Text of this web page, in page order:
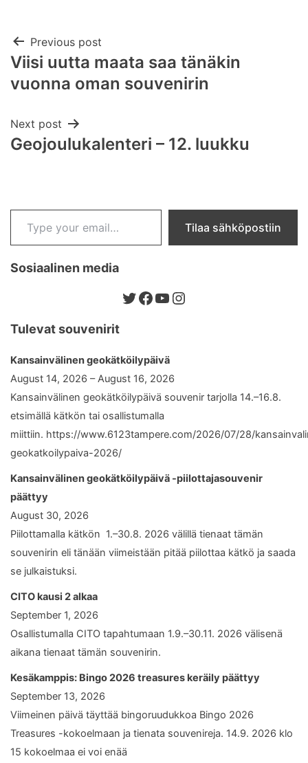
Post
navigation
Previous post
Viisi uutta maata saa tänäkin
vuonna oman souvenirin
Next post
Geojoulukalenteri – 12. luukku
Type your email…
Tilaa sähköpostiin
Sosiaalinen media
Twitter
Facebook
YouTube
Instagram
Tulevat souvenirit
Kansainvälinen geokätköilypäivä
August 14, 2026 – August 16, 2026
Kansainvälinen geokätköilypäivä souvenir tarjolla 14.–16.8.
etsimällä kätkön tai osallistumalla
miittiin. https://www.6123tampere.com/2026/07/28/
geokatkoilypaiva-2026/
Kansainvälinen geokätköilypäivä -piilottajasouvenir
päättyy
August 30, 2026
Piilottamalla kätkön 1.–30.8. 2026 välillä tienaat tämän
souvenirin eli tänään viimeistään pitää piilottaa kätkö ja saada
se julkaistuksi.
CITO kausi 2 alkaa
September 1, 2026
Osallistumalla CITO tapahtumaan 1.9.–30.11. 2026 välisenä
aikana tienaat tämän souvenirin.
Kesäkamppis: Bingo 2026 treasures keräily päättyy
September 13, 2026
Viimeinen päivä täyttää bingoruudukkoa Bingo 2026
Treasures -kokoelmaan ja tienata souvenireja. 14.9. 2026 klo
15 kokoelmaa ei voi enää